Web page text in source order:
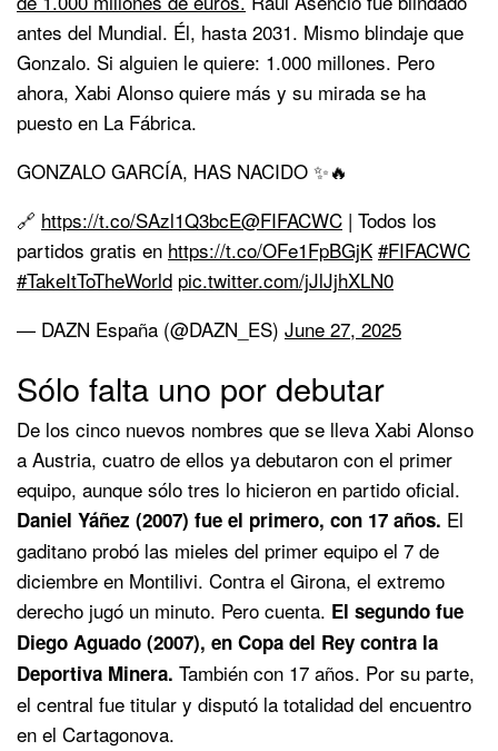
antes del Mundial. Él, hasta 2031. Mismo blindaje que
Gonzalo. Si alguien le quiere: 1.000 millones. Pero
ahora, Xabi Alonso quiere más y su mirada se ha
puesto en La Fábrica.
GONZALO GARCÍA, HAS NACIDO ✨🔥
🔗 https://t.co/SAzl1Q3bcE@FIFACWC | Todos los
partidos gratis en https://t.co/OFe1FpBGjK #FIFACWC
#TakeItToTheWorld pic.twitter.com/jJlJjhXLN0
— DAZN España (@DAZN_ES) June 27, 2025
Sólo falta uno por debutar
De los cinco nuevos nombres que se lleva Xabi Alonso
a Austria, cuatro de ellos ya debutaron con el primer
equipo, aunque sólo tres lo hicieron en partido oficial.
Daniel Yáñez (2007) fue el primero, con 17 años. El
gaditano probó las mieles del primer equipo el 7 de
diciembre en Montilivi. Contra el Girona, el extremo
derecho jugó un minuto. Pero cuenta. El segundo fue
Diego Aguado (2007), en Copa del Rey contra la
Deportiva Minera. También con 17 años. Por su parte,
el central fue titular y disputó la totalidad del encuentro
en el Cartagonova.